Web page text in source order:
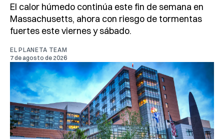
El calor húmedo continúa este fin de semana en
Massachusetts, ahora con riesgo de tormentas
fuertes este viernes y sábado.
EL PLANETA TEAM
7 de agosto de 2026